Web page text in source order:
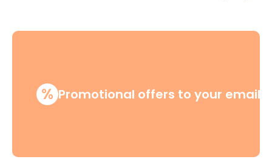
% Promotional offers to your email